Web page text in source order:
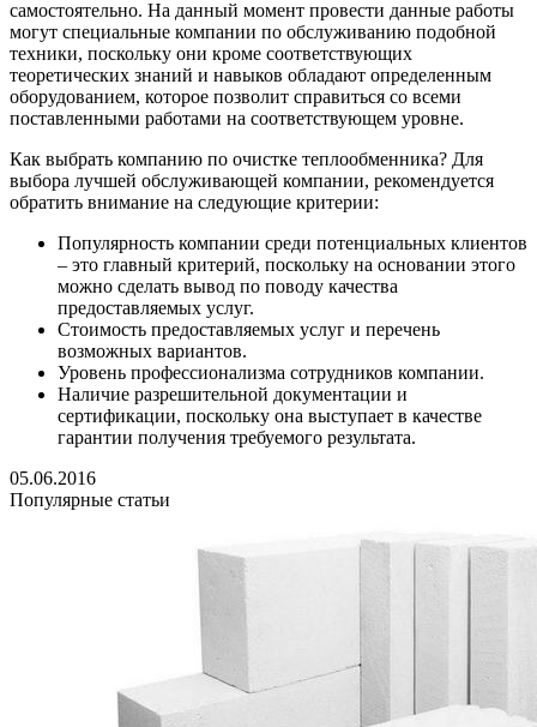
самостоятельно. На данный момент провести данные работы
могут специальные компании по обслуживанию подобной
техники, поскольку они кроме соответствующих
теоретических знаний и навыков обладают определенным
оборудованием, которое позволит справиться со всеми
поставленными работами на соответствующем уровне.
Как выбрать компанию по очистке теплообменника? Для
выбора лучшей обслуживающей компании, рекомендуется
обратить внимание на следующие критерии:
Популярность компании среди потенциальных клиентов
– это главный критерий, поскольку на основании этого
можно сделать вывод по поводу качества
предоставляемых услуг.
Стоимость предоставляемых услуг и перечень
возможных вариантов.
Уровень профессионализма сотрудников компании.
Наличие разрешительной документации и
сертификации, поскольку она выступает в качестве
гарантии получения требуемого результата.
05.06.2016
Популярные статьи